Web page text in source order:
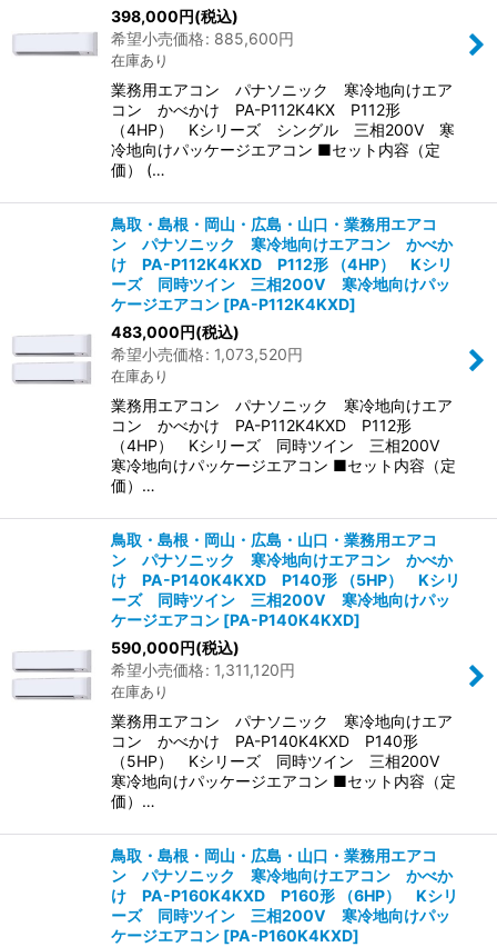
398,000円(税込)
希望小売価格: 885,600円
在庫あり
業務用エアコン パナソニック 寒冷地向けエア
コン かべかけ PA-P112K4KX P112形
（4HP） Kシリーズ シングル 三相200V 寒
冷地向けパッケージエアコン ■セット内容（定
価） (…
鳥取・島根・岡山・広島・山口・業務用エアコ
ン パナソニック 寒冷地向けエアコン かべか
け PA-P112K4KXD P112形 （4HP） Kシリ
ーズ 同時ツイン 三相200V 寒冷地向けパッ
ケージエアコン [PA-P112K4KXD]
483,000円(税込)
希望小売価格: 1,073,520円
在庫あり
業務用エアコン パナソニック 寒冷地向けエア
コン かべかけ PA-P112K4KXD P112形
（4HP） Kシリーズ 同時ツイン 三相200V
寒冷地向けパッケージエアコン ■セット内容（定
価）…
鳥取・島根・岡山・広島・山口・業務用エアコ
ン パナソニック 寒冷地向けエアコン かべか
け PA-P140K4KXD P140形 （5HP） Kシリ
ーズ 同時ツイン 三相200V 寒冷地向けパッ
ケージエアコン [PA-P140K4KXD]
590,000円(税込)
希望小売価格: 1,311,120円
在庫あり
業務用エアコン パナソニック 寒冷地向けエア
コン かべかけ PA-P140K4KXD P140形
（5HP） Kシリーズ 同時ツイン 三相200V
寒冷地向けパッケージエアコン ■セット内容（定
価）…
鳥取・島根・岡山・広島・山口・業務用エアコ
ン パナソニック 寒冷地向けエアコン かべか
け PA-P160K4KXD P160形 （6HP） Kシリ
ーズ 同時ツイン 三相200V 寒冷地向けパッ
ケージエアコン [PA-P160K4KXD]